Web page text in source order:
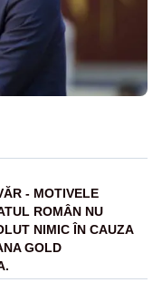
- MOTIVELE
ROMÂN NU
NIMIC ÎN CAUZA
GOLD